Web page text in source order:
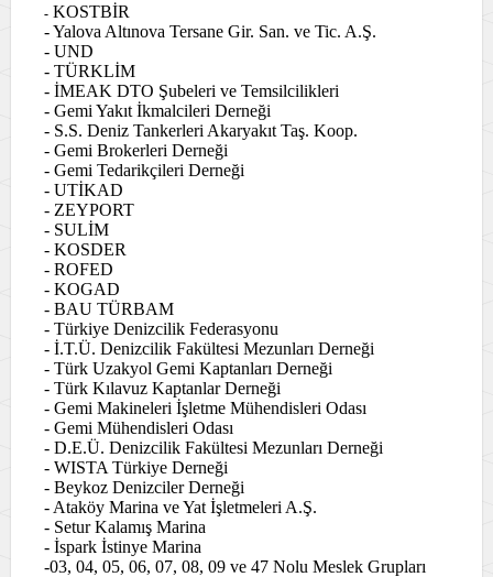
- KOSTBİR
- Yalova Altınova Tersane Gir. San. ve Tic. A.Ş.
- UND
- TÜRKLİM
- İMEAK DTO Şubeleri ve Temsilcilikleri
- Gemi Yakıt İkmalcileri Derneği
- S.S. Deniz Tankerleri Akaryakıt Taş. Koop.
- Gemi Brokerleri Derneği
- Gemi Tedarikçileri Derneği
- UTİKAD
- ZEYPORT
- SULİM
- KOSDER
- ROFED
- KOGAD
- BAU TÜRBAM
- Türkiye Denizcilik Federasyonu
- İ.T.Ü. Denizcilik Fakültesi Mezunları Derneği
- Türk Uzakyol Gemi Kaptanları Derneği
- Türk Kılavuz Kaptanlar Derneği
- Gemi Makineleri İşletme Mühendisleri Odası
- Gemi Mühendisleri Odası
- D.E.Ü. Denizcilik Fakültesi Mezunları Derneği
- WISTA Türkiye Derneği
- Beykoz Denizciler Derneği
- Ataköy Marina ve Yat İşletmeleri A.Ş.
- Setur Kalamış Marina
- İspark İstinye Marina
-03, 04, 05, 06, 07, 08, 09 ve 47 Nolu Meslek Grupları